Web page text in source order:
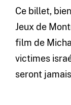
Ce billet,
Jeux de
film de
victimes
seront